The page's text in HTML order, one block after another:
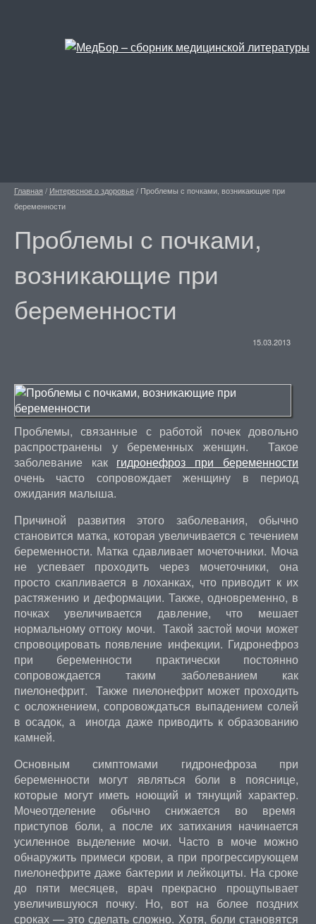
Главная / Интересное о здоровье/ Проблемы с почками, возникающие при
беременности
Проблемы с почками,
возникающие при
беременности
15.03.2013
Проблемы, связанные с работой почек довольно
распространены у беременных женщин. Такое
заболевание как гидронефроз при беременности
очень часто сопровождает женщину в период
ожидания малыша.
Причиной развития этого заболевания, обычно
становится матка, которая увеличивается с течением
беременности. Матка сдавливает мочеточники. Моча
не успевает проходить через мочеточники, она
просто скапливается в лоханках, что приводит к их
растяжению и деформации. Также, одновременно, в
почках увеличивается давление, что мешает
нормальному оттоку мочи. Такой застой мочи может
спровоцировать появление инфекции. Гидронефроз
при беременности практически постоянно
сопровождается таким заболеванием как
пиелонефрит. Также пиелонефрит может проходить
с осложнением, сопровождаться выпадением солей
в осадок, а иногда даже приводить к образованию
камней.
Основным симптомами гидронефроза при
беременности могут являться боли в пояснице,
которые могут иметь ноющий и тянущий характер.
Мочеотделение обычно снижается во время
приступов боли, а после их затихания начинается
усиленное выделение мочи. Часто в моче можно
обнаружить примеси крови, а при прогрессирующем
пиелонефрите даже бактерии и лейкоциты. На сроке
до пяти месяцев, врач прекрасно прощупывает
увеличившуюся почку. Но, вот на более поздних
сроках — это сделать сложно. Хотя, боли становятся